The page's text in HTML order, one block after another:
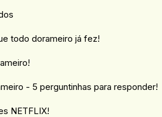
todo dorameiro já fez!
- 5 perguntinhas para responder!
NETFLIX!